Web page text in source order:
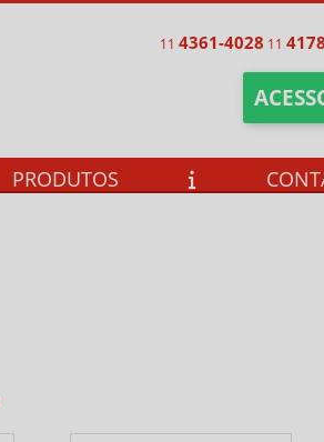
11 4361-4028 11
PRODUTOS